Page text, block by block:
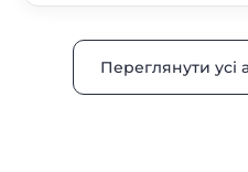
Переглянути усі